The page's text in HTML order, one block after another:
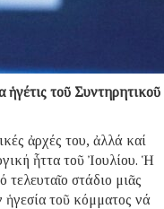
τοῦ Συντηρητικοῦ
ἀρχές του, ἀλλά καί
ἧττα τοῦ Ἰουλίου. Ἡ
στάδιο μιᾶς
ἡγεσία τοῦ κόμματος νά